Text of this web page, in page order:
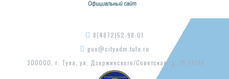
8(4872)52-98-01
guo@cityadm.tula.ru
300000, г. Тула, ул. Дзержинского/Советская, д. 15-17/73